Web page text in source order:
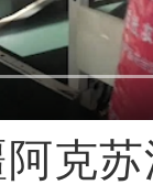
苏